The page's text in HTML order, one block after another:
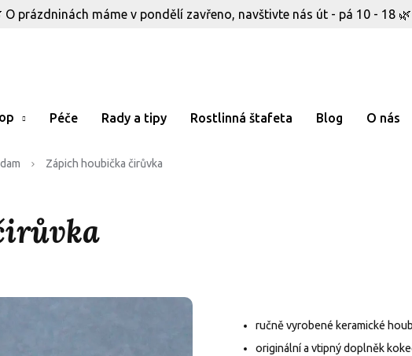
O prázdninách máme v pondělí zavřeno, navštivte nás út - pá 10 - 18 🌿
Péče Rady a tipy Rostlinná štafeta Blog O nás
Zápich houbička čirůvka
ručně vyrobené keramické
originální a vtipný doplněk